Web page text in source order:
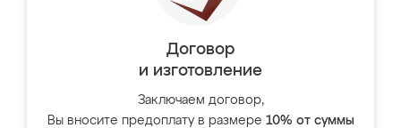
Договор
и изготовление
Заключаем договор,
Вы вносите предоплату в размере 10% от суммы